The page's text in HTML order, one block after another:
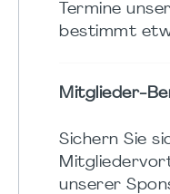
Termine
bestimmt
Mitglieder-
Sichern Sie
unserer